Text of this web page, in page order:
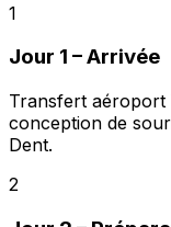
1
Jour 1 – Arrivée
Transfert aéroport
conception de
Dent.
2